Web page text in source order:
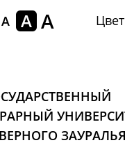
A A A
ЗАУРАЛЬЯ